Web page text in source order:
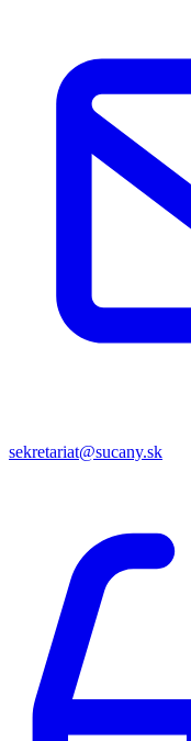
sekretariat@sucany.sk